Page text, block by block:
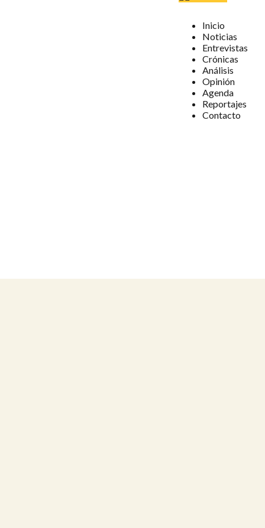
Inicio
Noticias
Entrevistas
Crónicas
Análisis
Opinión
Agenda
Reportajes
Contacto